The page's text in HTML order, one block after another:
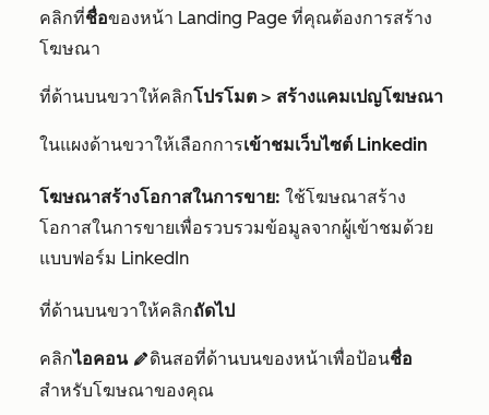
คลิกที่ชื่อของหน้า Landing Page ที่คุณต้องการสร้าง
โฆษณา
ที่ด้านบนขวาให้คลิกโปรโมต > สร้างแคมเปญโฆษณา
ในแผงด้านขวาให้เลือกการเข้าชมเว็บไซต์ Linkedin
โฆษณาสร้างโอกาสในการขาย: ใช้โฆษณาสร้าง
โอกาสในการขายเพื่อรวบรวมข้อมูลจากผู้เข้าชมด้วย
แบบฟอร์ม LinkedIn
ที่ด้านบนขวาให้คลิกถัดไป
คลิกไอคอน editดินสอที่ด้านบนของหน้าเพื่อป้อนชื่อ
สำหรับโฆษณาของคุณ